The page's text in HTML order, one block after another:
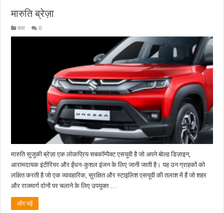
मारुति ब्रेज़ा
कार 0
मारुति सुजुकी ब्रेज़ा एक लोकप्रिय सबकॉम्पैक्ट एसयूवी है जो अपने बोल्ड डिज़ाइन,
आरामदायक इंटीरियर और ईंधन-कुशल इंजन के लिए जानी जाती है। यह उन ग्राहकों को
लक्षित करती है जो एक व्यावहारिक, सुरक्षित और स्टाइलिश एसयूवी की तलाश में हैं जो शहर
और राजमार्ग दोनों पर चलाने के लिए उपयुक्त …
और पढ़ें